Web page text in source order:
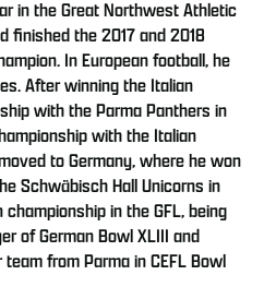
in the Great Northwest Athletic
finished the 2017 and 2018
In European football, he
After winning the Italian
with the Parma Panthers in
with the Italian
to Germany, where he won
Schwäbisch Hall Unicorns in
in the GFL, being
of German Bowl XLIII and
from Parma in CEFL Bowl